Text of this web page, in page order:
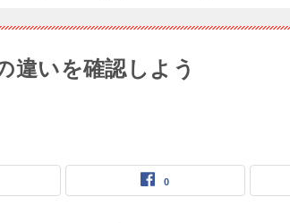
いを確認しよう
0